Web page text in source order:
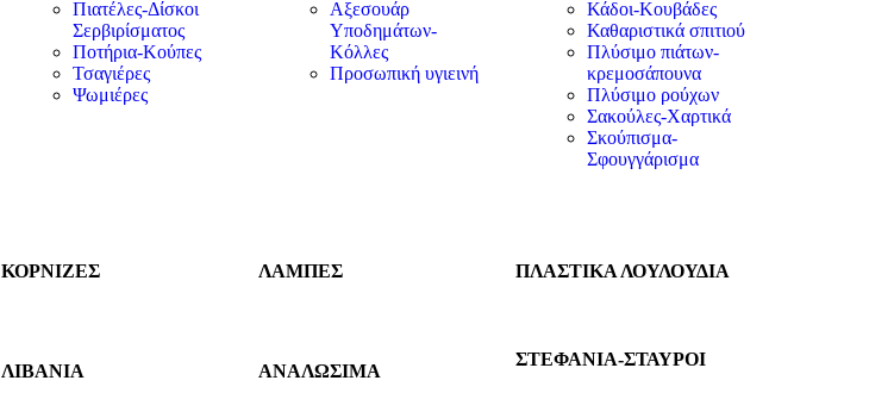
Πιατέλες-Δίσκοι
Σερβιρίσματος
Ποτήρια-Κούπες
Τσαγιέρες
Ψωμιέρες
Αξεσουάρ
Υποδημάτων-
Κόλλες
Προσωπική υγιεινή
Κάδοι-Κουβάδες
Καθαριστικά σπιτιού
Πλύσιμο πιάτων-
κρεμοσάπουνα
Πλύσιμο ρούχων
Σακούλες-Χαρτικά
Σκούπισμα-
Σφουγγάρισμα
ΚΟΡΝΙΖΕΣ
ΛΙΒΑΝΙΑ
ΛΑΜΠΕΣ
ΑΝΑΛΩΣΙΜΑ
ΠΛΑΣΤΙΚΑ ΛΟΥΛΟΥΔΙΑ
ΣΤΕΦΑΝΙΑ-ΣΤΑΥΡΟΙ